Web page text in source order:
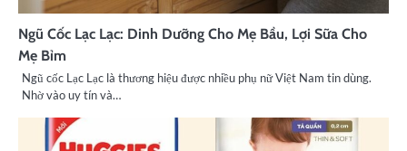
Ngũ Cốc Lạc Lạc: Dinh Dưỡng Cho Mẹ Bầu, Lợi Sữa Cho
Mẹ Bỉm
Ngũ cốc Lạc Lạc là thương hiệu được nhiều phụ nữ Việt Nam tin dùng.
Nhờ vào uy tín và…